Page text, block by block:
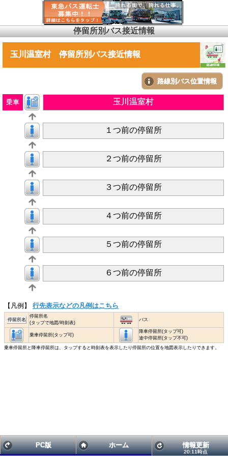
停留所別バス接近情報
玉川温室村 停留所別バス接近情報
路線別バス位置情報
乗車 玉川温室村
１つ前の停留所
２つ前の停留所
３つ前の停留所
４つ前の停留所
５つ前の停留所
６つ前の停留所
【凡例】 行先表示などの凡例はこちら
停留所名
停留所名
(タップで地図/時刻表)
バス
乗車停留所(タップ可)
降車停留所(タップ可)
途中停留所(タップ不可)
乗車停留所と降車停留所は、タップすると時刻表を表示したり停留所の位置を地図表示したりできます。
PC版 ホーム 情報更新
20:11時点